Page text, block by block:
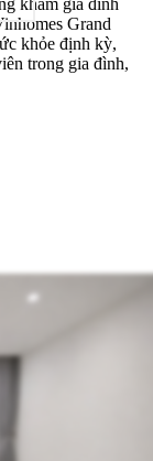
Grand
khỏe định kỳ,
trong gia đình,